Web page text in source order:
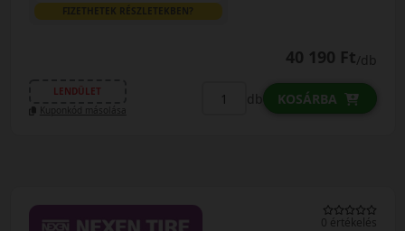
FIZETHETEK RÉSZLETEKBEN?
40 190 Ft/db
LENDÜLET
Kuponkód másolása
db KOSÁRBA
0 értékelés